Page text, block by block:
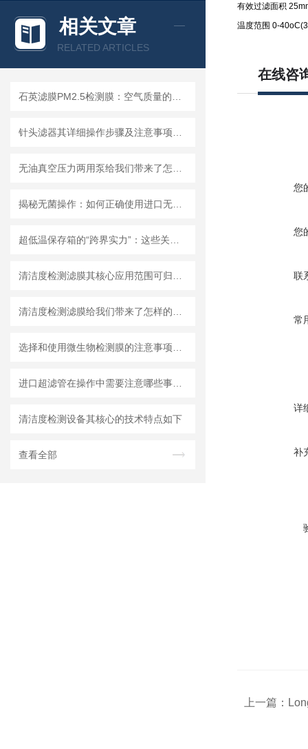
相关文章
RELATED ARTICLES
清洁度检测设备其核心的技术特点如下
查看全部
有效过滤面积
温度范围 0-
在线咨
您
您
联
常
详
补
上一篇：